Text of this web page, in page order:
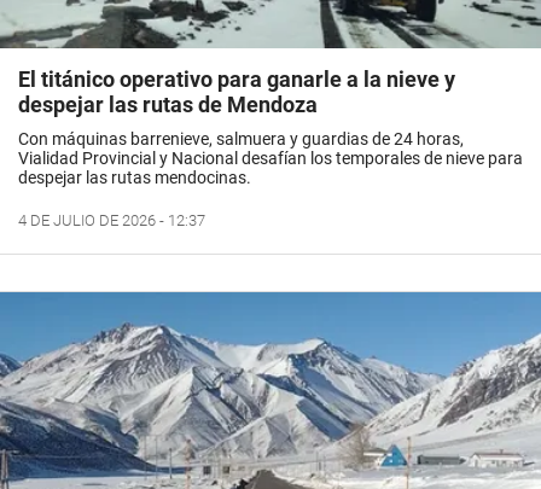
El titánico operativo para ganarle a la nieve y
despejar las rutas de Mendoza
Con máquinas barrenieve, salmuera y guardias de 24 horas,
Vialidad Provincial y Nacional desafían los temporales de nieve para
despejar las rutas mendocinas.
4 DE JULIO DE 2026 - 12:37